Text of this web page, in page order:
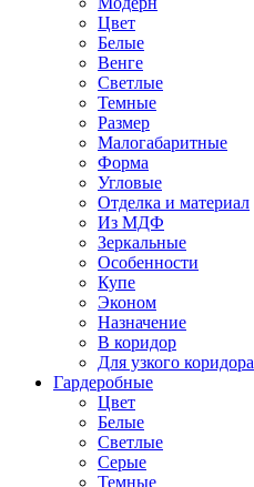
Цвет
Белые
Венге
Светлые
Темные
Размер
Малогабаритные
Форма
Угловые
Отделка и материал
Из МДФ
Зеркальные
Особенности
Купе
Эконом
Назначение
В коридор
Для узкого коридора
Гардеробные
Цвет
Белые
Светлые
Серые
Темные